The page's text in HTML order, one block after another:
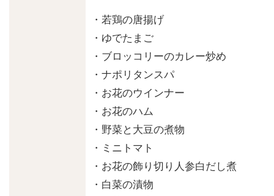
・若鶏の唐揚げ
・ゆでたまご
・ブロッコリーのカレー炒め
・ナポリタンスパ
・お花のウインナー
・お花のハム
・野菜と大豆の煮物
・ミニトマト
・お花の飾り切り人参白だし煮
・白菜の漬物